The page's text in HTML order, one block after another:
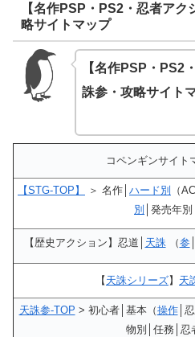
【名作PSP・PS2・忍者ア
略サイトマップ
【名作PSP・PS2
誅参・攻略サイト
コペンギンサイト
【STG-TOP】 ＞ 名作│ ハード別 （
別
│発売年別
【歴史アクション】忍道│ 天誅（参
【 天誅シリーズ】 天
天誅参-TOP > 初心者│基本（操作│忍
物別│任務│忍